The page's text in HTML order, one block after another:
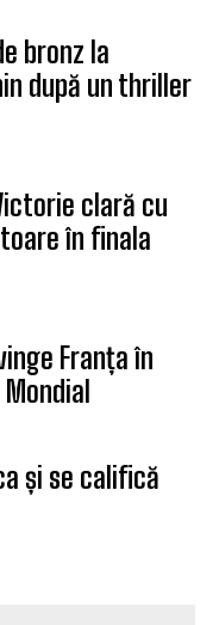
bronz la
după un thriller
clară cu
în finala
Franța în
și se califică